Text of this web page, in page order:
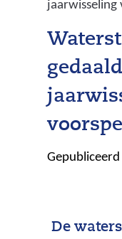
p
n
jaarwisseling
De